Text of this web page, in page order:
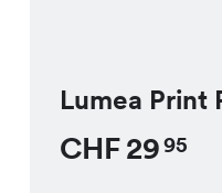
Lumea Print
CHF2995